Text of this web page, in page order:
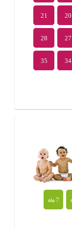
20
21
27
28
34
35
7 ماه